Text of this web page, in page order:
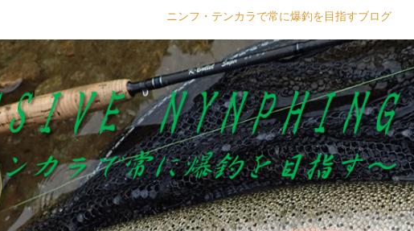
ニンフ・テンカラで常に爆釣を目指すブログ